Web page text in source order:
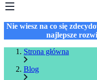
Nie wiesz na co się
najlepsze
Strona główna
Blog